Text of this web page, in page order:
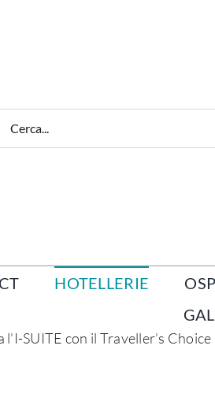
HOTELLERIE
SUITE con il Traveller’s